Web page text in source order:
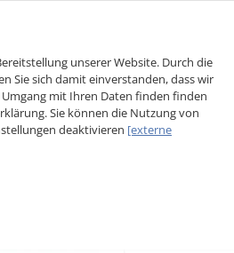
unserer Website. Durch die
Sie sich damit einverstanden, dass wir
mit Ihren Daten finden finden
Sie können die Nutzung von
deaktivieren [externe